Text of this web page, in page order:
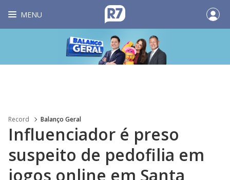
MENU
Record Balanço Geral
Influenciador é preso
suspeito de pedofilia em
jogos online em Santa